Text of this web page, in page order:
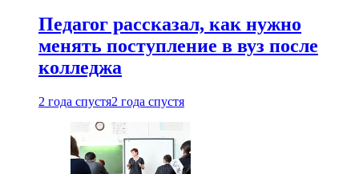
Педагог рассказал, как нужно
менять поступление в вуз после
колледжа
2 года спустя2 года спустя